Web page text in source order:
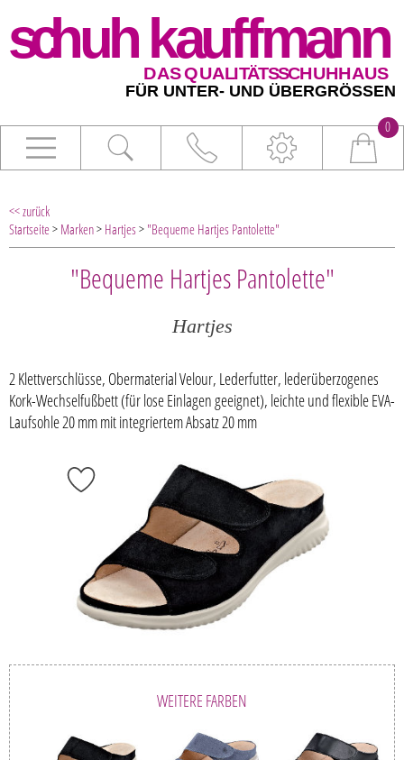
0
<< zurück
Startseite> Marken> Hartjes> "Bequeme Hartjes Pantolette"
"Bequeme Hartjes Pantolette"
Hartjes
2 Klettverschlüsse, Obermaterial Velour, Lederfutter, lederüberzogenes
Kork-Wechselfußbett (für lose Einlagen geeignet), leichte und flexible EVA-
Laufsohle 20 mm mit integriertem Absatz 20 mm
WEITERE FARBEN